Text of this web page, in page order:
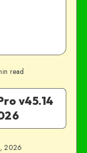
read
v45.14
2026